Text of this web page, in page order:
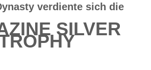
verdiente sich die
SILVER